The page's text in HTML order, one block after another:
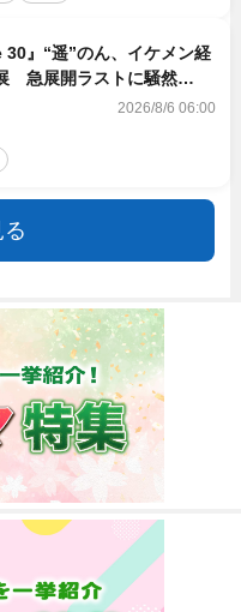
30』“遥”のん、イケメン経
急展開ラストに騒然
嫌な予感」
2026/8/6 06:00